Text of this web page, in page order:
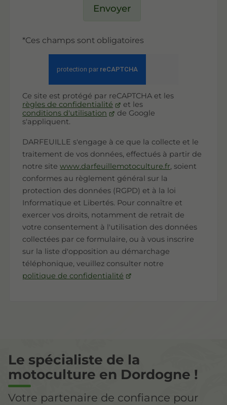
Envoyer
*Ces champs sont obligatoires
Ce site est protégé par reCAPTCHA et les
règles de confidentialité
et les
conditions d'utilisation
de Google
s'appliquent.
DARFEUILLE s'engage à ce que la collecte et le
traitement de vos données, effectués à partir de
notre sitewww.darfeuillemotoculture.fr, soient
conformes au règlement général sur la
protection des données (RGPD) et à la loi
Informatique et Libertés. Pour connaître et
exercer vos droits, notamment de retrait de
votre consentement à l'utilisation des données
collectées par ce formulaire, ou à vous inscrire
sur la liste d'opposition au démarchage
téléphonique, veuillez consulter notre
politique de confidentialité
Le spécialiste de la
motoculture en Dordogne !
Votre partenaire de confiance pour